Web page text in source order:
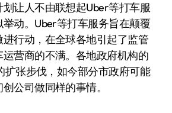
让人不由联想起Uber等打车服
动。Uber等打车服务旨在颠覆
进行动，在全球各地引起了监管
营商的不满。各地政府机构的
扩张步伐，如今部分市政府可能
公司做同样的事情。